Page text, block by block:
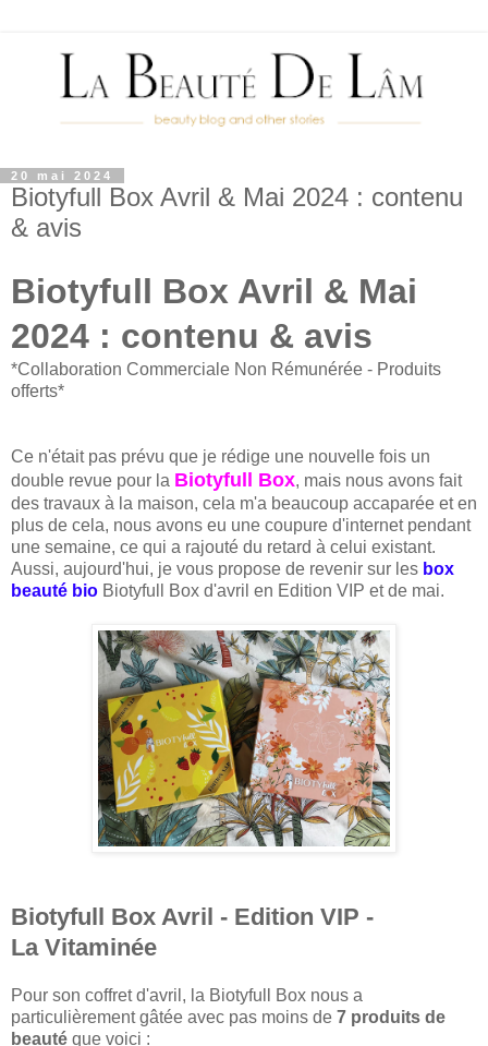
20 mai 2024
Biotyfull Box Avril & Mai 2024 : contenu
& avis
Biotyfull Box Avril & Mai
2024 : contenu & avis
*Collaboration Commerciale Non Rémunérée - Produits
offerts*
Ce n'était pas prévu que je rédige une nouvelle fois un
double revue pour la Biotyfull Box, mais nous avons fait
des travaux à la maison, cela m'a beaucoup accaparée et en
plus de cela, nous avons eu une coupure d'internet pendant
une semaine, ce qui a rajouté du retard à celui existant.
Aussi, aujourd'hui, je vous propose de revenir sur les box
beauté bio Biotyfull Box d'avril en Edition VIP et de mai.
Biotyfull Box Avril - Edition VIP -
La Vitaminée
Pour son coffret d'avril, la Biotyfull Box nous a
particulièrement gâtée avec pas moins de 7 produits de
beauté que voici :